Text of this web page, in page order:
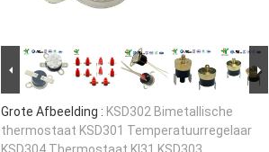
Grote Afbeelding : KSD302 Bimetallische
thermostaat KSD301 Temperatuurregelaar